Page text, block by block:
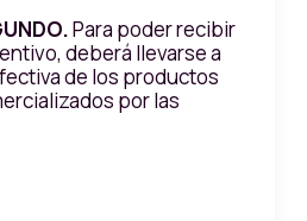
Para poder recibir
deberá llevarse a
de los productos
por las